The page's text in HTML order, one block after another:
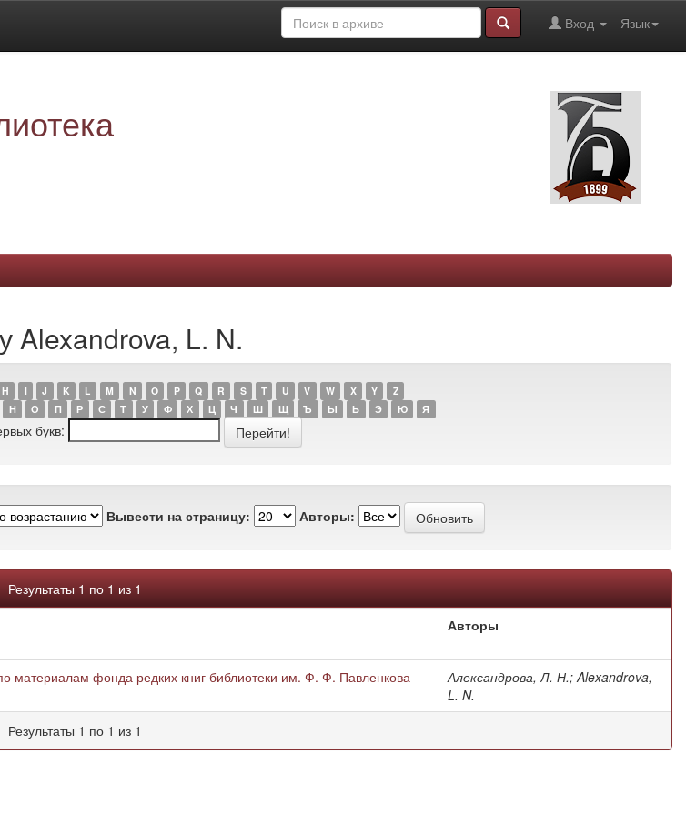
Язык
Вход
Alexandrova, L. N.
H I J K L M N O P Q R S T U V W X Y
Z
Н О П Р С Т У Ф Х Ц Ч Ш Щ Ъ Ы Ь Э Ю Я
букв:
Вывести на страницу: Авторы:
Результаты 1 по 1 из 1
Авторы
материалам фонда редких книг библиотеки им. Ф. Ф. Павленкова
Александрова, Л. Н.; Alexandrova,
L. N.
Результаты 1 по 1 из 1